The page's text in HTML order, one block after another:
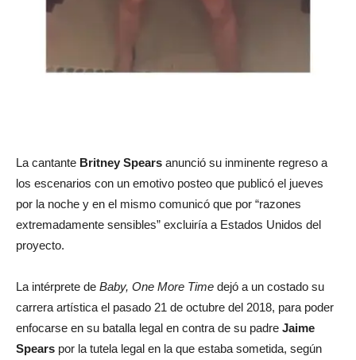
La cantante Britney Spears anunció su inminente regreso a
los escenarios con un emotivo posteo que publicó el jueves
por la noche y en el mismo comunicó que por “razones
extremadamente sensibles” excluiría a Estados Unidos del
proyecto.
La intérprete de Baby, One More Time dejó a un costado su
carrera artística el pasado 21 de octubre del 2018, para poder
enfocarse en su batalla legal en contra de su padre Jaime
Spears por la tutela legal en la que estaba sometida, según